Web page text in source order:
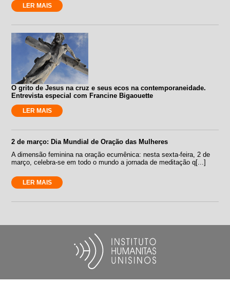
LER MAIS
O grito de Jesus na cruz e seus ecos na contemporaneidade.
Entrevista especial com Francine Bigaouette
LER MAIS
2 de março: Dia Mundial de Oração das Mulheres
A dimensão feminina na oração ecumênica: nesta sexta-feira, 2 de
março, celebra-se em todo o mundo a jornada de meditação q[...]
LER MAIS